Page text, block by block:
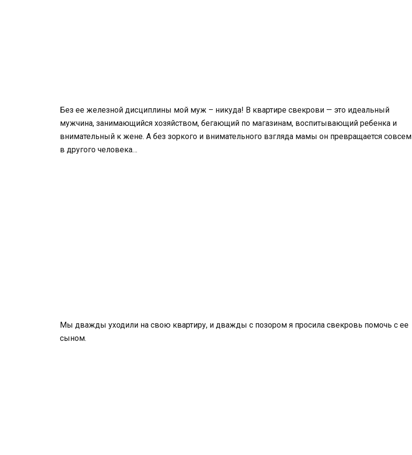
Без ее железной дисциплины мой муж – никуда! В квартире свекрови — это идеальный
мужчина, занимающийся хозяйством, бегающий по магазинам, воспитывающий ребенка и
внимательный к жене. А без зоркого и внимательного взгляда мамы он превращается совсем
в другого человека…
Мы дважды уходили на свою квартиру, и дважды с позором я просила свекровь помочь с ее
сыном.